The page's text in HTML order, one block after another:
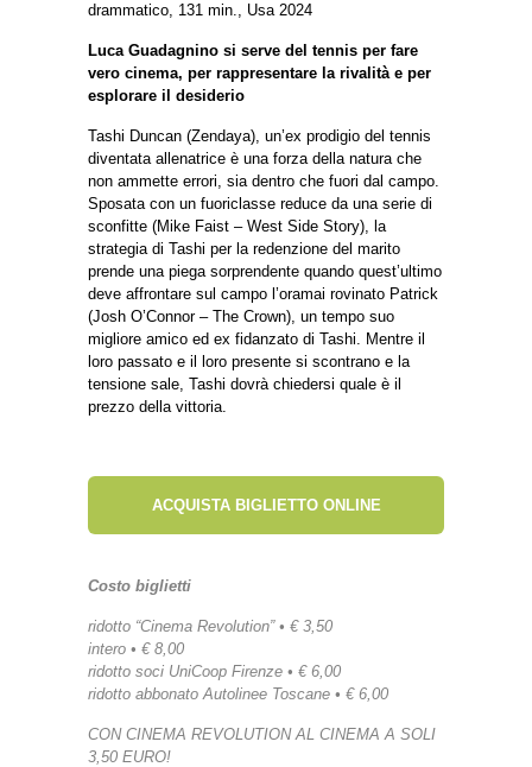
drammatico, 131 min., Usa 2024
Luca Guadagnino si serve del tennis per fare
vero cinema, per rappresentare la rivalità e per
esplorare il desiderio
Tashi Duncan (Zendaya), un’ex prodigio del tennis
diventata allenatrice è una forza della natura che
non ammette errori, sia dentro che fuori dal campo.
Sposata con un fuoriclasse reduce da una serie di
sconfitte (Mike Faist – West Side Story), la
strategia di Tashi per la redenzione del marito
prende una piega sorprendente quando quest’ultimo
deve affrontare sul campo l’oramai rovinato Patrick
(Josh O’Connor – The Crown), un tempo suo
migliore amico ed ex fidanzato di Tashi. Mentre il
loro passato e il loro presente si scontrano e la
tensione sale, Tashi dovrà chiedersi quale è il
prezzo della vittoria.
ACQUISTA BIGLIETTO ONLINE
Costo biglietti
ridotto “Cinema Revolution” • € 3,50
intero • € 8,00
ridotto soci UniCoop Firenze • € 6,00
ridotto abbonato Autolinee Toscane • € 6,00
CON CINEMA REVOLUTION AL CINEMA A SOLI
3,50 EURO!